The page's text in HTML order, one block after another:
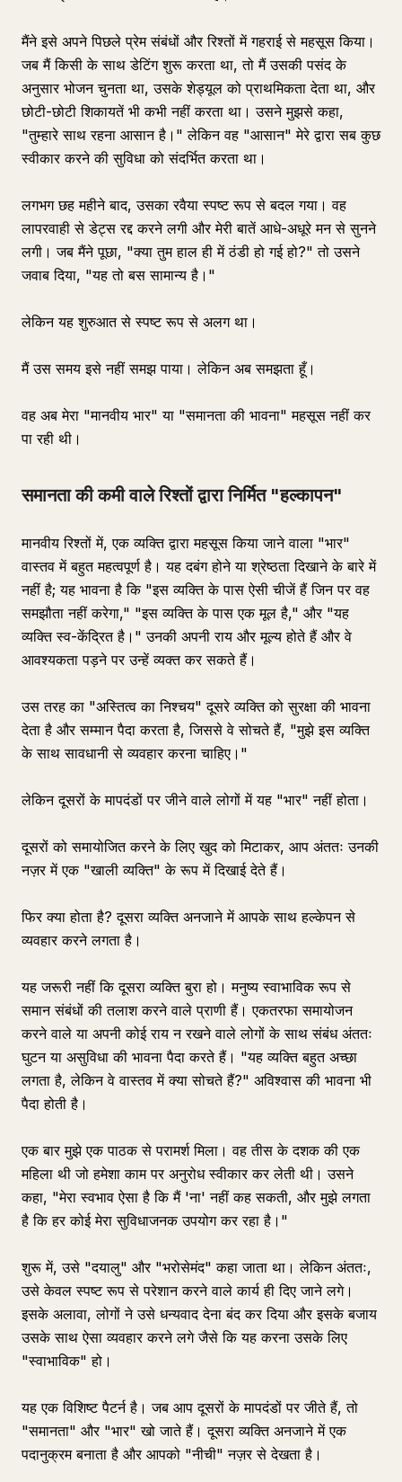
मैंने इसे अपने पिछले प्रेम संबंधों और रिश्तों में गहराई से महसूस किया।
जब मैं किसी के साथ डेटिंग शुरू करता था, तो मैं उसकी पसंद के
अनुसार भोजन चुनता था, उसके शेड्यूल को प्राथमिकता देता था, और
छोटी-छोटी शिकायतें भी कभी नहीं करता था। उसने मुझसे कहा,
"तुम्हारे साथ रहना आसान है।" लेकिन वह "आसान" मेरे द्वारा सब कुछ
स्वीकार करने की सुविधा को संदर्भित करता था।
लगभग छह महीने बाद, उसका रवैया स्पष्ट रूप से बदल गया। वह
लापरवाही से डेट्स रद्द करने लगी और मेरी बातें आधे-अधूरे मन से सुनने
लगी। जब मैंने पूछा, "क्या तुम हाल ही में ठंडी हो गई हो?" तो उसने
जवाब दिया, "यह तो बस सामान्य है।"
लेकिन यह शुरुआत से स्पष्ट रूप से अलग था।
मैं उस समय इसे नहीं समझ पाया। लेकिन अब समझता हूँ।
वह अब मेरा "मानवीय भार" या "समानता की भावना" महसूस नहीं कर
पा रही थी।
समानता की कमी वाले रिश्तों द्वारा निर्मित "हल्कापन"
मानवीय रिश्तों में, एक व्यक्ति द्वारा महसूस किया जाने वाला "भार"
वास्तव में बहुत महत्वपूर्ण है। यह दबंग होने या श्रेष्ठता दिखाने के बारे में
नहीं है; यह भावना है कि "इस व्यक्ति के पास ऐसी चीजें हैं जिन पर वह
समझौता नहीं करेगा," "इस व्यक्ति के पास एक मूल है," और "यह
व्यक्ति स्व-केंद्रित है।" उनकी अपनी राय और मूल्य होते हैं और वे
आवश्यकता पड़ने पर उन्हें व्यक्त कर सकते हैं।
उस तरह का "अस्तित्व का निश्चय" दूसरे व्यक्ति को सुरक्षा की भावना
देता है और सम्मान पैदा करता है, जिससे वे सोचते हैं, "मुझे इस व्यक्ति
के साथ सावधानी से व्यवहार करना चाहिए।"
लेकिन दूसरों के मापदंडों पर जीने वाले लोगों में यह "भार" नहीं होता।
दूसरों को समायोजित करने के लिए खुद को मिटाकर, आप अंततः उनकी
नज़र में एक "खाली व्यक्ति" के रूप में दिखाई देते हैं।
फिर क्या होता है? दूसरा व्यक्ति अनजाने में आपके साथ हल्केपन से
व्यवहार करने लगता है।
यह जरूरी नहीं कि दूसरा व्यक्ति बुरा हो। मनुष्य स्वाभाविक रूप से
समान संबंधों की तलाश करने वाले प्राणी हैं। एकतरफा समायोजन
करने वाले या अपनी कोई राय न रखने वाले लोगों के साथ संबंध अंततः
घुटन या असुविधा की भावना पैदा करते हैं। "यह व्यक्ति बहुत अच्छा
लगता है, लेकिन वे वास्तव में क्या सोचते हैं?" अविश्वास की भावना भी
पैदा होती है।
एक बार मुझे एक पाठक से परामर्श मिला। वह तीस के दशक की एक
महिला थी जो हमेशा काम पर अनुरोध स्वीकार कर लेती थी। उसने
कहा, "मेरा स्वभाव ऐसा है कि मैं 'ना' नहीं कह सकती, और मुझे लगता
है कि हर कोई मेरा सुविधाजनक उपयोग कर रहा है।"
शुरू में, उसे "दयालु" और "भरोसेमंद" कहा जाता था। लेकिन अंततः,
उसे केवल स्पष्ट रूप से परेशान करने वाले कार्य ही दिए जाने लगे।
इसके अलावा, लोगों ने उसे धन्यवाद देना बंद कर दिया और इसके बजाय
उसके साथ ऐसा व्यवहार करने लगे जैसे कि यह करना उसके लिए
"स्वाभाविक" हो।
यह एक विशिष्ट पैटर्न है। जब आप दूसरों के मापदंडों पर जीते हैं, तो
"समानता" और "भार" खो जाते हैं। दूसरा व्यक्ति अनजाने में एक
पदानुक्रम बनाता है और आपको "नीची" नज़र से देखता है।